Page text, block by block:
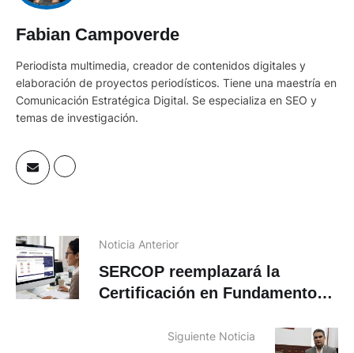
Fabian Campoverde
Periodista multimedia, creador de contenidos digitales y
elaboración de proyectos periodísticos. Tiene una maestría en
Comunicación Estratégica Digital. Se especializa en SEO y
temas de investigación.
Noticia Anterior
SERCOP reemplazará la
Certificación en Fundamentos
Siguiente Noticia